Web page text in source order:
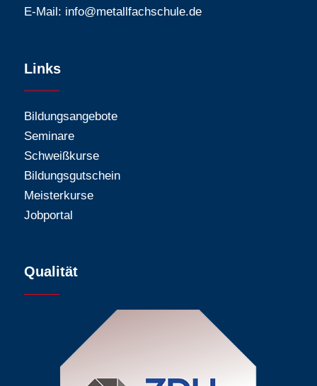
E-Mail: info@metallfachschule.de
Links
Bildungsangebote
Seminare
Schweißkurse
Bildungsgutschein
Meisterkurse
Jobportal
Qualität